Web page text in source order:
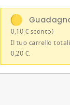
0,10 € sconto)
Il tuo carrello
0,20 €.